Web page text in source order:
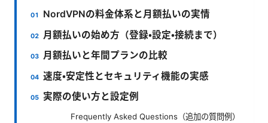
NordVPNの料金体系と月額払いの実情
月額払いの始め方（登録・設定・接続まで）
月額払いと年間プランの比較
速度・安定性とセキュリティ機能の実感
実際の使い方と設定例
Frequently Asked Questions（追加の質問例）